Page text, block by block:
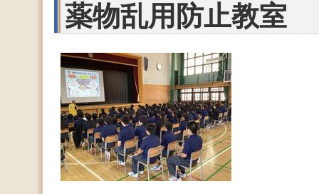
薬物乱用防止教室